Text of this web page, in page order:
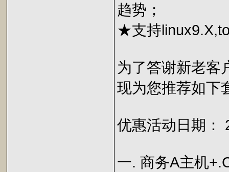
趋势；
★支持
为了答谢新老客
现为您推荐如下
优惠活动日期：
一. 商务A主机